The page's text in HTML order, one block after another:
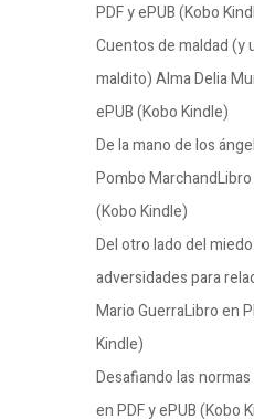
PDF y ePUB (Kobo
Cuentos de maldad (y
maldito) Alma Delia
ePUB (Kobo Kindle)
De la mano de los
Pombo MarchandLibro
(Kobo Kindle)
Del otro lado del
adversidades para
Mario GuerraLibro en
Kindle)
Desafiando las
en PDF y ePUB (Kobo